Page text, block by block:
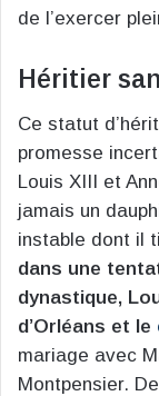
de l’exercer
Héritier
Ce statut
promesse
Louis XIII et
jamais un
instable dont il
dans une
dynastique,
d’Orléans et le
mariage avec
Montpensier.